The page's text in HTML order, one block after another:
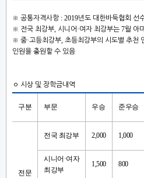
※ 공통자격사항 : 2019년도 대한바둑협회 선
※ 전국 최강부, 시니어 ·여자 최강부는 7월 아
※ 중·고등최강부, 초등최강부의 시도별 추천
인원을 충원할 수 있음
ㅇ 시상 및 장학
구분 부문 우승 준우승
전문
전국 최강부 2,000 1,000
시니어 ·여자
최강부
1,500 800